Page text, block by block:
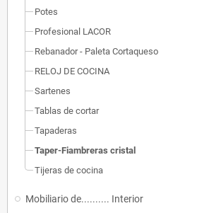
Potes
Profesional LACOR
Rebanador - Paleta Cortaqueso
RELOJ DE COCINA
Sartenes
Tablas de cortar
Tapaderas
Taper-Fiambreras cristal
Tijeras de cocina
Mobiliario de.......... Interior